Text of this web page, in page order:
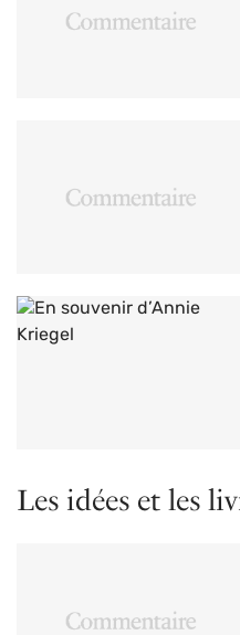
Les idées et les